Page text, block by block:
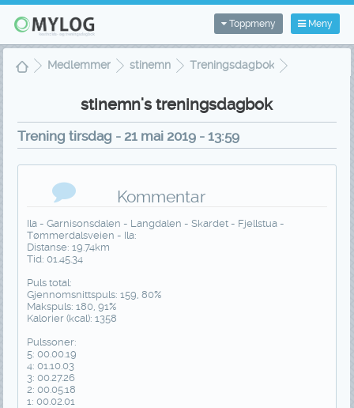
Meny
Toppmeny
Medlemmer stinemn
Treningsdagbok
stinemn's treningsdagbok
Trening tirsdag - 21 mai 2019 - 13:59
Kommentar
Ila - Garnisonsdalen - Langdalen - Skardet - Fjellstua -
Tømmerdalsveien - Ila:
Distanse: 19.74km
Tid: 01.45.34
Puls total:
Gjennomsnittspuls: 159, 80%
Makspuls: 180, 91%
Kalorier (kcal): 1358
Pulssoner:
5: 00.00.19
4: 01.10.03
3: 00.27.26
2: 00.05.18
1: 00.02.01